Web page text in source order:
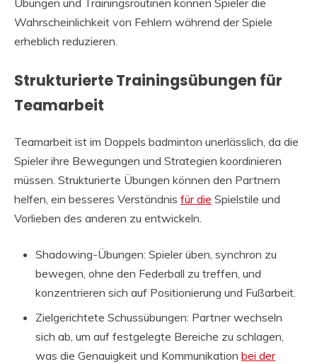
Wahrscheinlichkeit von Fehlern während der Spiele
erheblich reduzieren.
Strukturierte Trainingsübungen für
Teamarbeit
Teamarbeit ist im Doppels badminton unerlässlich, da die
Spieler ihre Bewegungen und Strategien koordinieren
müssen. Strukturierte Übungen können den Partnern
helfen, ein besseres Verständnis für die Spielstile und
Vorlieben des anderen zu entwickeln.
Shadowing-Übungen: Spieler üben, synchron zu
bewegen, ohne den Federball zu treffen, und
konzentrieren sich auf Positionierung und Fußarbeit.
Zielgerichtete Schussübungen: Partner wechseln
sich ab, um auf festgelegte Bereiche zu schlagen,
was die Genauigkeit und Kommunikation bei der